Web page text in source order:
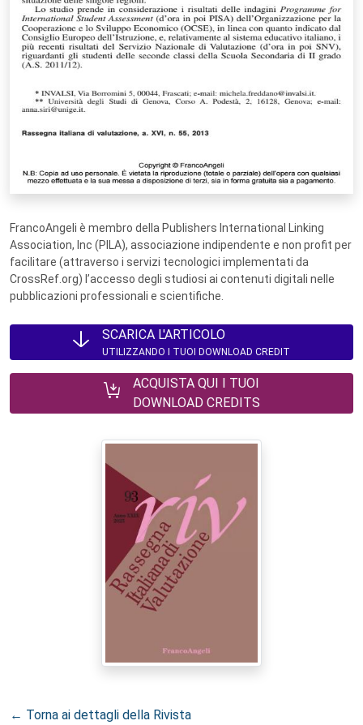
FrancoAngeli è membro della Publishers International Linking
Association, Inc (PILA), associazione indipendente e non profit per
facilitare (attraverso i servizi tecnologici implementati da
CrossRef.org) l’accesso degli studiosi ai contenuti digitali nelle
pubblicazioni professionali e scientifiche.
SCARICA L'ARTICOLO
UTILIZZANDO I TUOI DOWNLOAD CREDIT
ACQUISTA QUI I TUOI
DOWNLOAD CREDITS
← Torna ai dettagli della Rivista